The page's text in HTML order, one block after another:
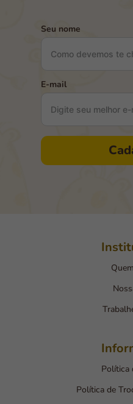
Seu nome
E-mail
Política
Política de